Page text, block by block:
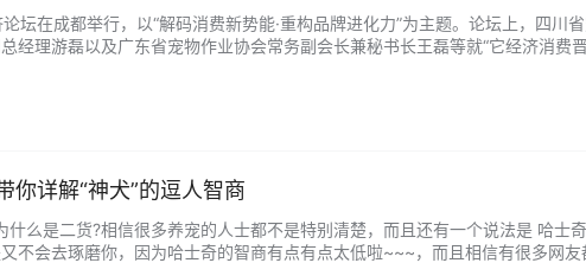
坛在成都举行，以“解码消费新势能·重构品牌进化力”为主题。论坛上，四川
经理游磊以及广东省宠物作业协会常务副会长兼秘书长王磊等就“它经济消费
你详解“神犬”的逗人智商
什么是二货?相信很多养宠的人士都不是特别清楚，而且还有一个说法是 哈士
不会去琢磨你，因为哈士奇的智商有点有点太低啦~~~，而且相信有很多网友